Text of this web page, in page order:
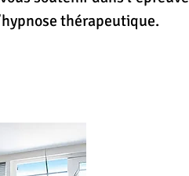
thérapeutique.
thérapeutique.